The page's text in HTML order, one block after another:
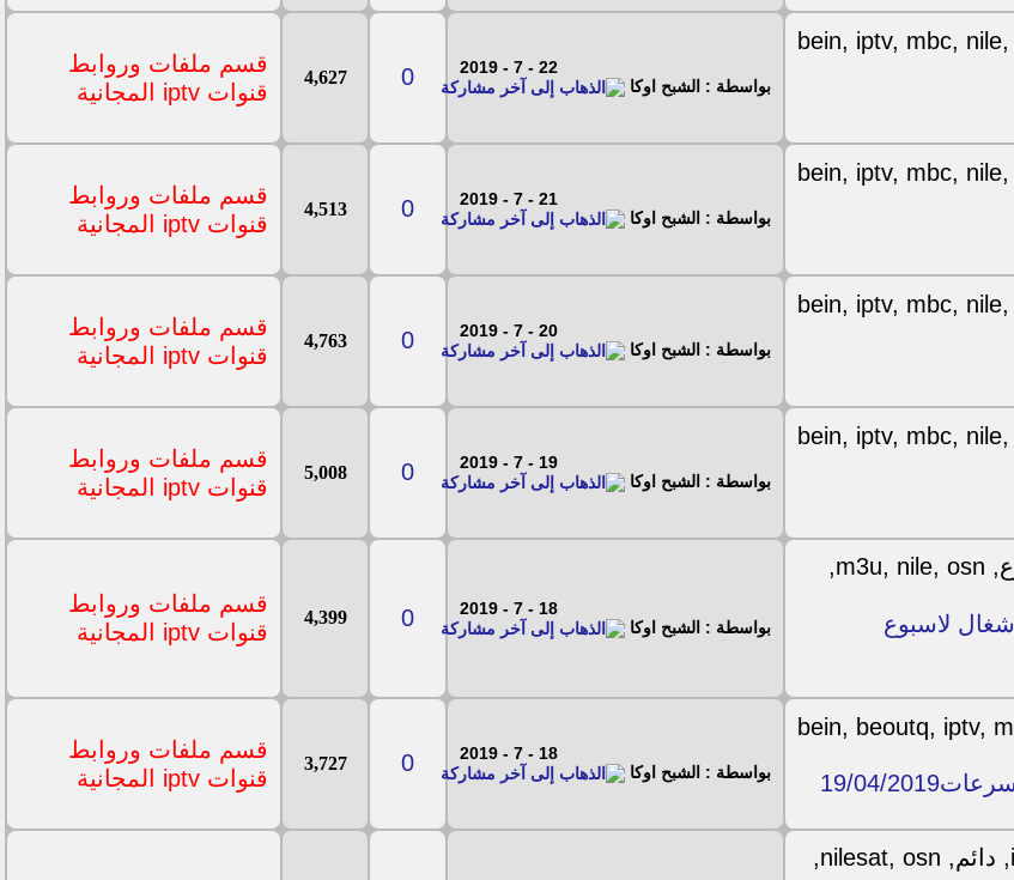
22 - 7 - 2019
بواسطة : الشبح اوكا
0
4,627
قسم ملفات وروابط
قنوات iptv المجانية
21 - 7 - 2019
بواسطة : الشبح اوكا
0
4,513
قسم ملفات وروابط
قنوات iptv المجانية
20 - 7 - 2019
بواسطة : الشبح اوكا
0
4,763
قسم ملفات وروابط
قنوات iptv المجانية
19 - 7 - 2019
بواسطة : الشبح اوكا
0
5,008
قسم ملفات وروابط
قنوات iptv المجانية
اسرع ملف M3u لقنوات OSN + ART + Bein + Nile شغال لاسبوع
18 - 7 - 2019
بواسطة : الشبح اوكا
0
4,399
قسم ملفات وروابط
قنوات iptv المجانية
18 - 7 - 2019
بواسطة : الشبح اوكا
0
3,727
قسم ملفات وروابط
قنوات iptv المجانية